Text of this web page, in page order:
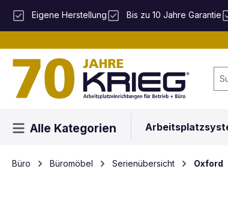
Hauptinhalt springen
Zur Suche springen
Zur Hauptnavigation springen
Eigene Herstellung Bis zu 10 Jahre Garantie
Alle Kategorien
Büro Büromöbel Serienübersicht Oxford